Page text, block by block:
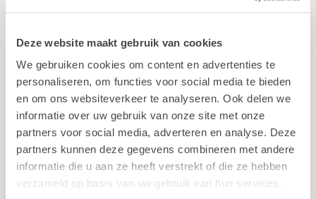
Deze website maakt gebruik van cookies
We gebruiken cookies om content en advertenties te
personaliseren, om functies voor social media te bieden
en om ons websiteverkeer te analyseren. Ook delen we
informatie over uw gebruik van onze site met onze
partners voor social media, adverteren en analyse. Deze
partners kunnen deze gegevens combineren met andere
informatie die u aan ze heeft verstrekt of die ze hebben
verzameld op basis van uw gebruik van hun services.
Alle realisaties